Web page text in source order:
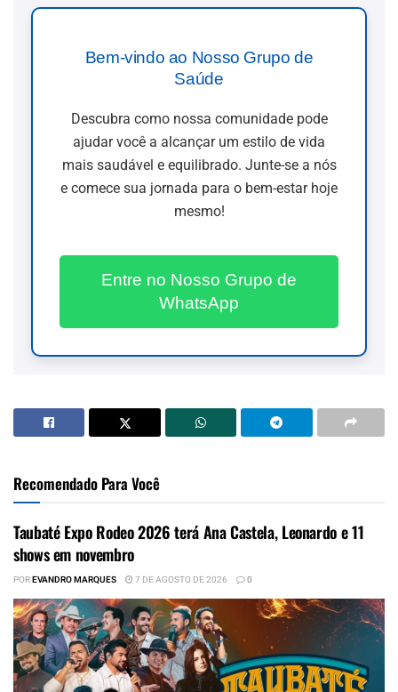
Bem-vindo ao Nosso Grupo de
Saúde
Descubra como nossa comunidade pode
ajudar você a alcançar um estilo de vida
mais saudável e equilibrado. Junte-se a nós
e comece sua jornada para o bem-estar hoje
mesmo!
Entre no Nosso Grupo de
WhatsApp
Recomendado Para Você
Taubaté Expo Rodeo 2026 terá Ana Castela, Leonardo e 11
shows em novembro
POREVANDRO MARQUES 7 DE AGOSTO DE 2026 0